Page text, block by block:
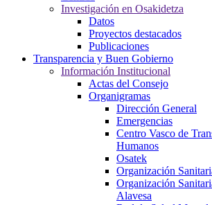
Investigación en Osakidetza
Datos
Proyectos destacados
Publicaciones
Transparencia y Buen Gobierno
Información Institucional
Actas del Consejo
Organigramas
Dirección General
Emergencias
Centro Vasco de
Humanos
Osatek
Organización
Organización
Alavesa